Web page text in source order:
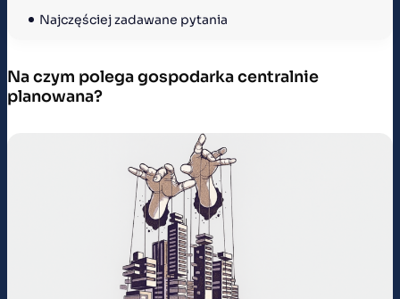
Najczęściej zadawane pytania
Na czym polega gospodarka centralnie
planowana?